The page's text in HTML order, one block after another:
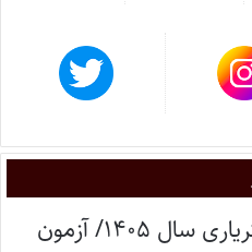
آغاز ثبت‌نام آزمون دفتریاری سال ۱۴۰۵/ آزمون